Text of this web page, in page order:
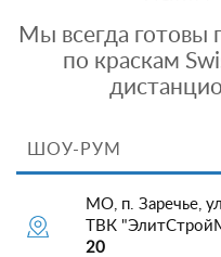
Мы всегда готовы
по краскам
ШОУ-РУМ
МО, п. Заречье,
ТВК
20